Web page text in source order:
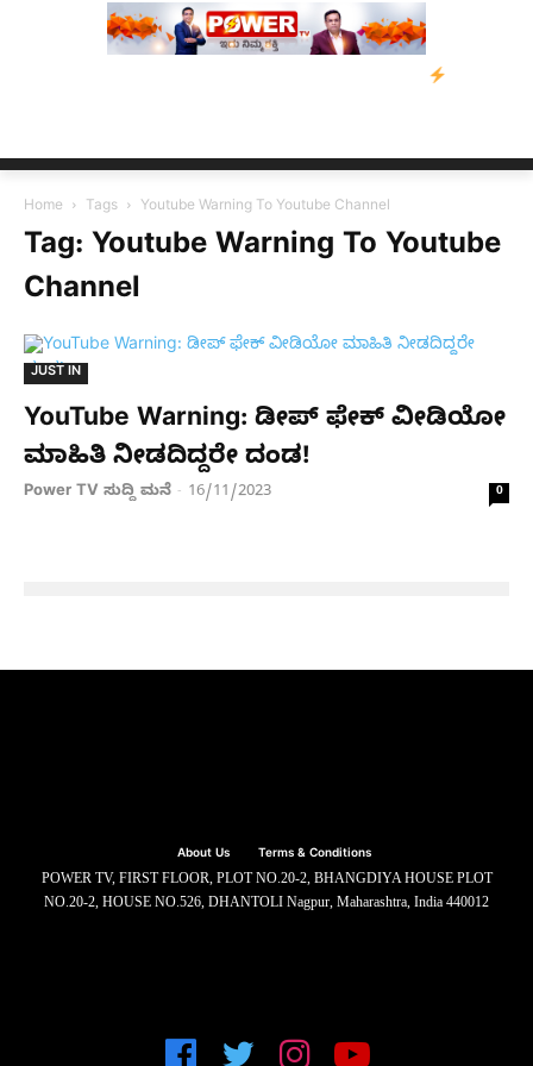
Home Tags Youtube Warning To Youtube Channel
Tag: Youtube Warning To Youtube
Channel
JUST IN
YouTube Warning: ಡೀಪ್​ ಫೇಕ್​ ವೀಡಿಯೋ
ಮಾಹಿತಿ ನೀಡದಿದ್ದರೇ ದಂಡ!
Power TV ಸುದ್ದಿ ಮನೆ - 16/11/2023 0
About Us Terms & Conditions
POWER TV, FIRST FLOOR, PLOT NO.20-2, BHANGDIYA HOUSE PLOT
NO.20-2, HOUSE NO.526, DHANTOLI Nagpur, Maharashtra, India 440012